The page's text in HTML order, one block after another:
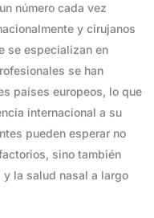
número cada vez
y cirujanos
se especializan en
se han
países europeos, lo que
internacional a su
pueden esperar no
sino también
la salud nasal a largo